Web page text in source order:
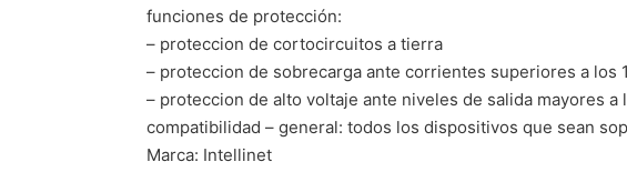
funciones de protección:
– proteccion de cortocircuitos a tierra
– proteccion de sobrecarga ante corrientes superiores a los
– proteccion de alto voltaje ante niveles de salida mayores a
compatibilidad – general: todos los dispositivos que sean
Marca: Intellinet